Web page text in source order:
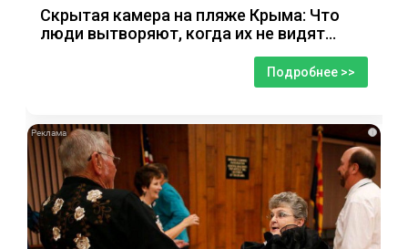
Скрытая камера на пляже Крыма: Что
люди вытворяют, когда их не видят...
Подробнее >>
i